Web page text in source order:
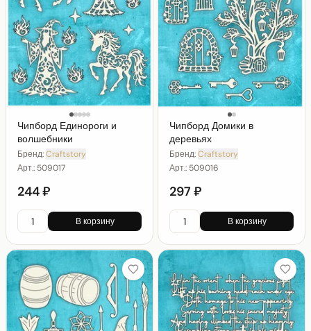
Чипборд Единороги и
волшебники
Бренд:Craftstory
Арт.: 509017
244 ₽
В корзину
Чипборд Домики в
деревьях
Бренд:Craftstory
Арт.: 509016
297 ₽
В корзину